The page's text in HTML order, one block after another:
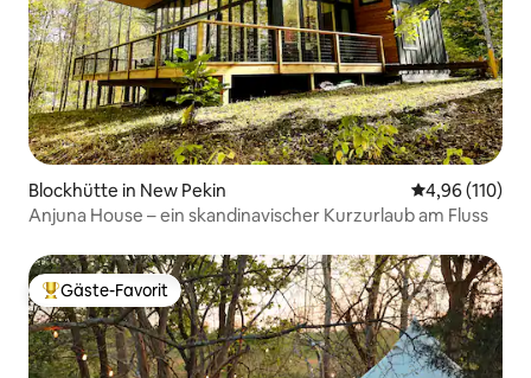
Blockhütte in New Pekin
4,96 (110)
Anjuna House – ein skandinavischer Kurzurlaub am Fluss
Beliebter Gäste-Favorit.
Gäste-Favorit